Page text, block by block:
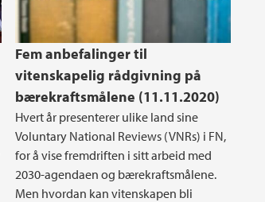
Fem anbefalinger til
vitenskapelig rådgivning på
bærekraftsmålene (11.11.2020)
Hvert år presenterer ulike land sine
Voluntary National Reviews (VNRs) i FN,
for å vise fremdriften i sitt arbeid med
2030-agendaen og bærekraftsmålene.
Men hvordan kan vitenskapen bli